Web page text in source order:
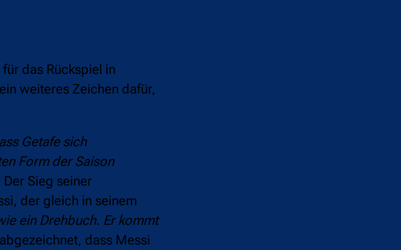
das Rückspiel in
weiteres Zeichen dafür,
Getafe sich
Form der Saison
Sieg seiner
der gleich in seinem
ein Drehbuch. Er kommt
dass Messi